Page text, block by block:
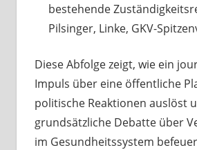
bestehende
Pilsinger, Linke, GKV-
Diese Abfolge zeigt, wie ein
Impuls über eine öffentliche
politische Reaktionen auslöst
grundsätzliche Debatte über
im Gesundheitssystem